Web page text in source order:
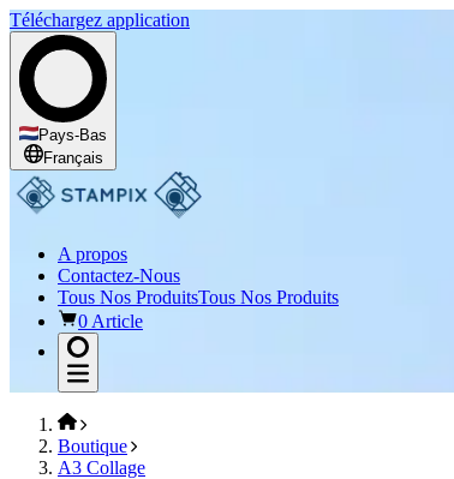
Téléchargez application
Pays-Bas
Français
A propos
Contactez-Nous
Tous Nos ProduitsTous Nos Produits
0 Article
Boutique
A3 Collage